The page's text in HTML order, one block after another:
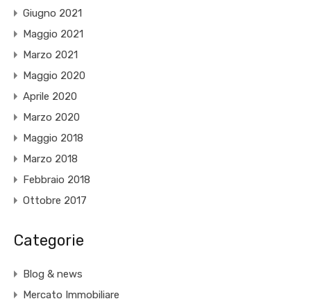
Giugno 2021
Maggio 2021
Marzo 2021
Maggio 2020
Aprile 2020
Marzo 2020
Maggio 2018
Marzo 2018
Febbraio 2018
Ottobre 2017
Categorie
Blog & news
Mercato Immobiliare